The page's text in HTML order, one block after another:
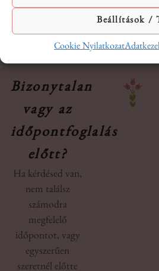
Beállítások /
Cookie Nyilatkozat
Bizonytalan
vagy az
időpontfoglalás
előtt?
Ha kérdésed van,
nem találsz
számodra
megfelelő
időpontot, vagy
egyszerűen
szeretnél előtte